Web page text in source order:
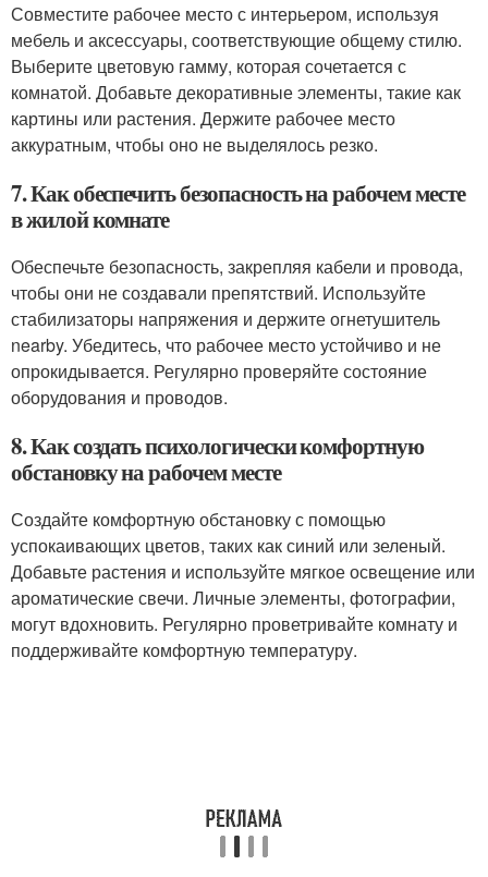
Совместите рабочее место с интерьером, используя
мебель и аксессуары, соответствующие общему стилю.
Выберите цветовую гамму, которая сочетается с
комнатой. Добавьте декоративные элементы, такие как
картины или растения. Держите рабочее место
аккуратным, чтобы оно не выделялось резко.
7. Как обеспечить безопасность на рабочем месте
в жилой комнате
Обеспечьте безопасность, закрепляя кабели и провода,
чтобы они не создавали препятствий. Используйте
стабилизаторы напряжения и держите огнетушитель
nearby. Убедитесь, что рабочее место устойчиво и не
опрокидывается. Регулярно проверяйте состояние
оборудования и проводов.
8. Как создать психологически комфортную
обстановку на рабочем месте
Создайте комфортную обстановку с помощью
успокаивающих цветов, таких как синий или зеленый.
Добавьте растения и используйте мягкое освещение или
ароматические свечи. Личные элементы, фотографии,
могут вдохновить. Регулярно проветривайте комнату и
поддерживайте комфортную температуру.